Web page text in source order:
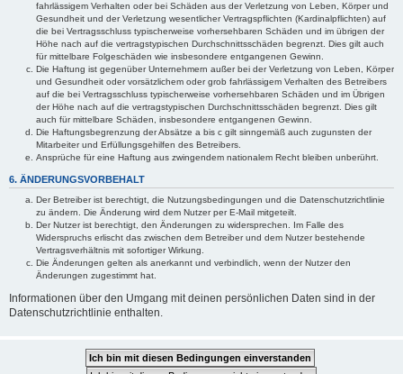
fahrlässigem Verhalten oder bei Schäden aus der Verletzung von Leben, Körper und
Gesundheit und der Verletzung wesentlicher Vertragspflichten (Kardinalpflichten) auf
die bei Vertragsschluss typischerweise vorhersehbaren Schäden und im übrigen der
Höhe nach auf die vertragstypischen Durchschnittsschäden begrenzt. Dies gilt auch
für mittelbare Folgeschäden wie insbesondere entgangenen Gewinn.
Die Haftung ist gegenüber Unternehmern außer bei der Verletzung von Leben, Körper
und Gesundheit oder vorsätzlichem oder grob fahrlässigem Verhalten des Betreibers
auf die bei Vertragsschluss typischerweise vorhersehbaren Schäden und im Übrigen
der Höhe nach auf die vertragstypischen Durchschnittsschäden begrenzt. Dies gilt
auch für mittelbare Schäden, insbesondere entgangenen Gewinn.
Die Haftungsbegrenzung der Absätze a bis c gilt sinngemäß auch zugunsten der
Mitarbeiter und Erfüllungsgehilfen des Betreibers.
Ansprüche für eine Haftung aus zwingendem nationalem Recht bleiben unberührt.
6. ÄNDERUNGSVORBEHALT
Der Betreiber ist berechtigt, die Nutzungsbedingungen und die Datenschutzrichtlinie
zu ändern. Die Änderung wird dem Nutzer per E-Mail mitgeteilt.
Der Nutzer ist berechtigt, den Änderungen zu widersprechen. Im Falle des
Widerspruchs erlischt das zwischen dem Betreiber und dem Nutzer bestehende
Vertragsverhältnis mit sofortiger Wirkung.
Die Änderungen gelten als anerkannt und verbindlich, wenn der Nutzer den
Änderungen zugestimmt hat.
Informationen über den Umgang mit deinen persönlichen Daten sind in der
Datenschutzrichtlinie enthalten.